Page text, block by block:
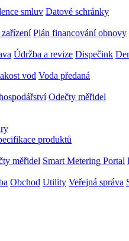
smluv Datové schránky
zařízení Plán financování obnovy
Údržba a revize Dispečink
vod Voda předaná
Odečty měřidel
produktů
měřidel Smart Metering Portal
Obchod Utility Veřejná správa